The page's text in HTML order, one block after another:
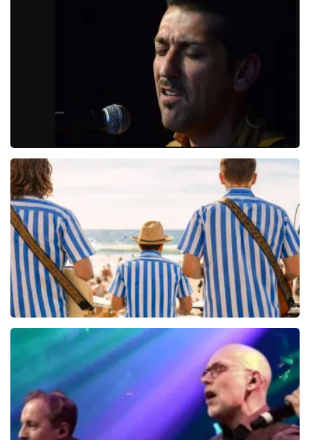
BEKIJKEN
Beach Boys Best
206+ reviews
BEKIJKEN